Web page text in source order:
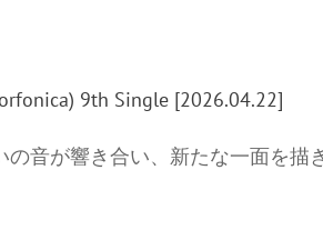
音が響き合い、新たな一面を描